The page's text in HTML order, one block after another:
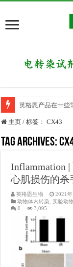
英格恩产品在一些
目前国内有哪些好
主页 / 标签：CX43
Tag Archives:
Inflammation
心肌损伤的杀
英格恩生物
2021
动物体内转染 ,实验动
0
3,095